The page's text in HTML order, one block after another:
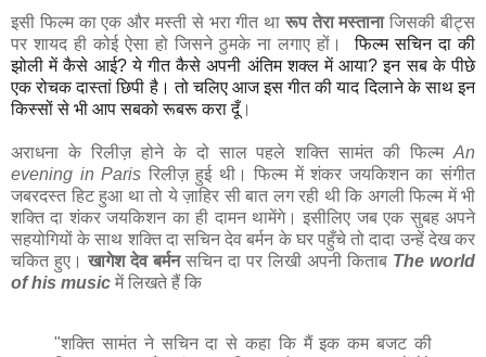
इसी फिल्म का एक और मस्ती से भरा गीत थारूप तेरा मस्तानाजिसकी बीट्स
पर शायद ही कोई ऐसा हो जिसने ठुमके ना लगाए हों।
फिल्म सचिन दा की
झोली में कैसे आई? ये गीत कैसे अपनी अंतिम शक्ल में आया? इन सब के पीछे
एक रोचक दास्तां छिपी है। तो चलिए आज इस गीत की याद दिलाने के साथ इन
किस्सों से भी आप सबको रूबरू करा दूँ।
अराधना के रिलीज़ होने के दो साल पहले शक्ति सामंत की फिल्म An
evening in Paris रिलीज़ हुई थी। फिल्म में शंकर जयकिशन का संगीत
जबरदस्त हिट हुआ था तो ये ज़ाहिर सी बात लग रही थी कि अगली फिल्म में भी
शक्ति दा शंकर जयकिशन का ही दामन थामेंगे। इसीलिए जब एक सुबह अपने
सहयोगियों के साथ शक्ति दा सचिन देव बर्मन के घर पहुँचे तो दादा उन्हें देख कर
चकित हुए।खागेश देव बर्मनसचिन दा पर लिखी अपनी किताब The world
of his music में लिखते हैं कि
"शक्ति सामंत ने सचिन दा से कहा कि मैं इक कम बजट की